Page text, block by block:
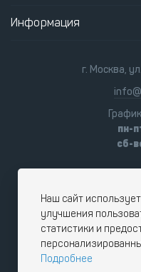
Информация
г. Москва,
пн-
сб-
Наш сайт
улучшения
статистики и
Подробнее